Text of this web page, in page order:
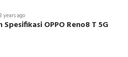
3 years ago
OPPO Reno8 T 5G